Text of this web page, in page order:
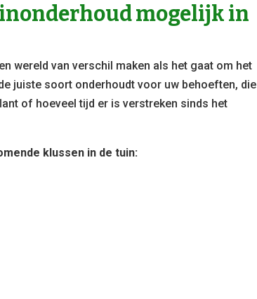
mogelijk in
wereld van verschil maken als het gaat om het
juiste soort onderhoudt voor uw behoeften, die
of hoeveel tijd er is verstreken sinds het
klussen in de tuin: